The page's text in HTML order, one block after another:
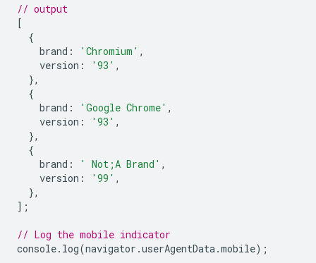
// output
[
{
brand : 'Chromium' ,
version : '93' ,
},
{
brand : 'Google Chrome' ,
version : '93' ,
},
{
brand : ' Not;A Brand' ,
version : '99' ,
},
];
// Log the mobile indicator
console. log(navigator .userAgentData.mobile);